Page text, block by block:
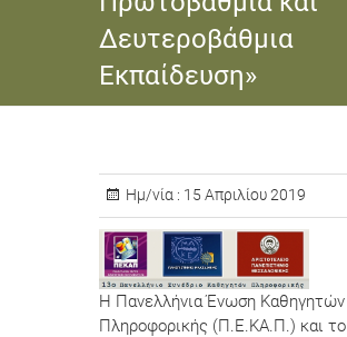
Δευτεροβάθμια
Εκπαίδευση»
Ημ/νία : 15 Απριλίου 2019
Η Πανελλήνια Ένωση Καθηγητών
Πληροφορικής (Π.Ε.ΚΑ.Π.) και το